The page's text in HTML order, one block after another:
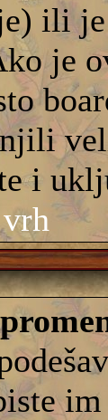
ili je
je
i